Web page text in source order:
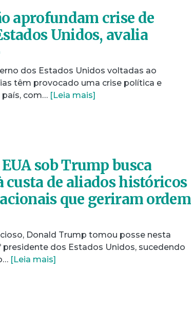
aprofundam crise de
Unidos, avalia
dos Estados Unidos voltadas ao
têm provocado uma crise política e
com… [Leia mais]
sob Trump busca
custa de aliados históricos
que geriram ordem
Donald Trump tomou posse nesta
presidente dos Estados Unidos, sucedendo
[Leia mais]